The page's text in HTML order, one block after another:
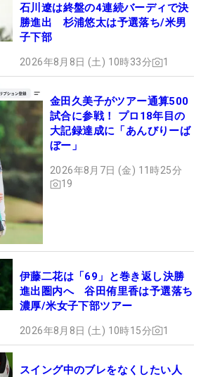
石川遼は終盤の4連続バーディで決
勝進出 杉浦悠太は予選落ち/米男
子下部
2026年8月8日 (土) 10時33分 1
金田久美子がツアー通算500
試合に参戦！ プロ18年目の
大記録達成に「あんびりーば
ぼー」
2026年8月7日 (金) 11時25分
19
伊藤二花は「69」と巻き返し決勝
進出圏内へ 谷田侑里香は予選落ち
濃厚/米女子下部ツアー
2026年8月8日 (土) 10時15分 1
スイング中のブレをなくしたい人